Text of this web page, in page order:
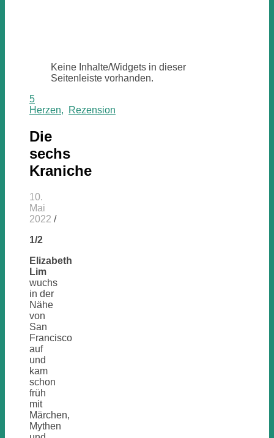
Keine Inhalte/Widgets in dieser
Seitenleiste vorhanden.
5
Herzen, Rezension
Die
sechs
Kraniche
10.
Mai
2022 /
1/2
Elizabeth
Lim
wuchs
in der
Nähe
von
San
Francisco
auf
und
kam
schon
früh
mit
Märchen,
Mythen